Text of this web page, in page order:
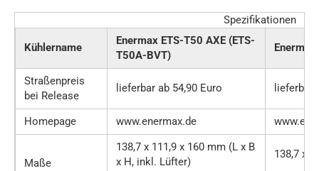
Spezifikationen
Kühlername
Enermax ETS-T50 AXE (ETS-
T50A-BVT)
Straßenpreis
bei Release
lieferbar ab 54,90 Euro lieferbar
Homepage www.enermax.de
Maße
138,7 x 111,9 x 160 mm (L x B
x H, inkl. Lüfter)
138,7 x